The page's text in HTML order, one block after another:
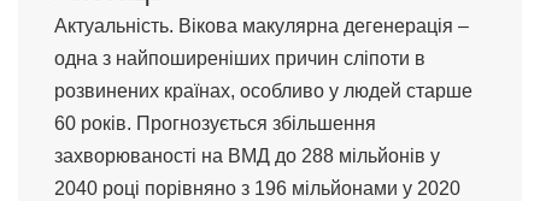
Актуальність. Вікова макулярна дегенерація –
одна з найпоширеніших причин сліпоти в
розвинених країнах, особливо у людей старше
60 років. Прогнозується збільшення
захворюваності на ВМД до 288 мільйонів у
2040 році порівняно з 196 мільйонами у 2020